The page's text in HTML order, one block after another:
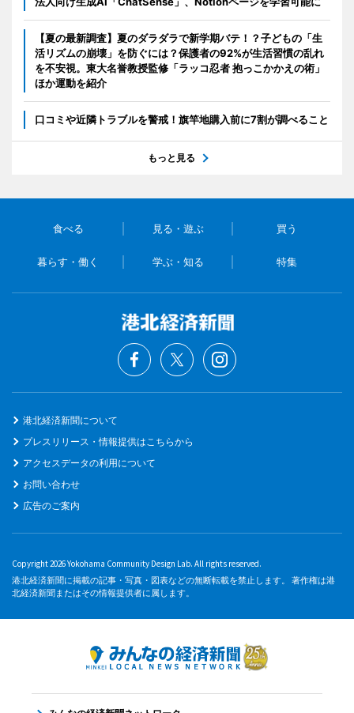
【夏の最新調査】夏のダラダラで新学期バテ！？子どもの「生
活リズムの崩壊」を防ぐには？保護者の92%が生活習慣の乱れ
を不安視。東大名誉教授監修「ラッコ忍者 抱っこかかえの術」
ほか運動を紹介
口コミや近隣トラブルを警戒！旗竿地購入前に7割が調べること
もっと見る
食べる 見る・遊ぶ 買う
暮らす・働く 学ぶ・知る 特集
港北経済新聞について
プレスリリース・情報提供はこちらから
アクセスデータの利用について
お問い合わせ
広告のご案内
Copyright 2026 Yokohama Community Design Lab. All rights reserved.
港北経済新聞に掲載の記事・写真・図表などの無断転載を禁止します。 著作権は港
北経済新聞またはその情報提供者に属します。